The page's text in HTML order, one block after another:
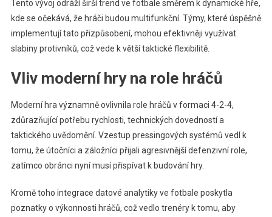
Tento vývoj odráží širší trend ve fotbale směrem k dynamické hře,
kde se očekává, že hráči budou multifunkční. Týmy, které úspěšně
implementují tato přizpůsobení, mohou efektivněji využívat
slabiny protivníků, což vede k větší taktické flexibilitě.
Vliv moderní hry na role hráčů
Moderní hra významně ovlivnila role hráčů v formaci 4-2-4,
zdůrazňující potřebu rychlosti, technických dovedností a
taktického uvědomění. Vzestup pressingových systémů vedl k
tomu, že útočníci a záložníci přijali agresivnější defenzivní role,
zatímco obránci nyní musí přispívat k budování hry.
Kromě toho integrace datové analytiky ve fotbale poskytla
poznatky o výkonnosti hráčů, což vedlo trenéry k tomu, aby